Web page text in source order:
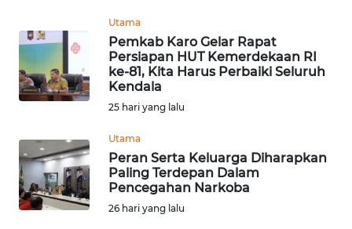
Utama
Pemkab Karo Gelar Rapat
Persiapan HUT Kemerdekaan RI
ke-81, Kita Harus Perbaiki Seluruh
Kendala
25 hari yang lalu
Utama
Peran Serta Keluarga Diharapkan
Paling Terdepan Dalam
Pencegahan Narkoba
26 hari yang lalu
WN
BORNEO
Group
WAHANA
NEWS